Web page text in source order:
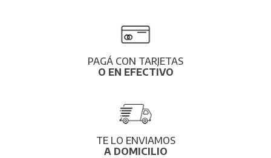
PAGÁ CON TARJETAS
O EN EFECTIVO
TE LO ENVIAMOS
A DOMICILIO